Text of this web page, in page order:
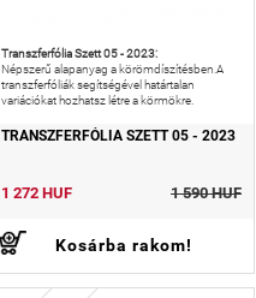
Transzferfólia Szett 05 - 2023:
Népszerű alapanyag a körömdíszítésben.A
transzferfóliák segítségével határtalan
variációkat hozhatsz létre a körmökre.
TRANSZFERFÓLIA SZETT 05 - 2023
1 272 HUF 1 590 HUF
Kosárba rakom!